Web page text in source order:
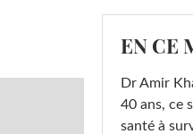
EN CE
Dr Amir
40 ans, ce
santé à